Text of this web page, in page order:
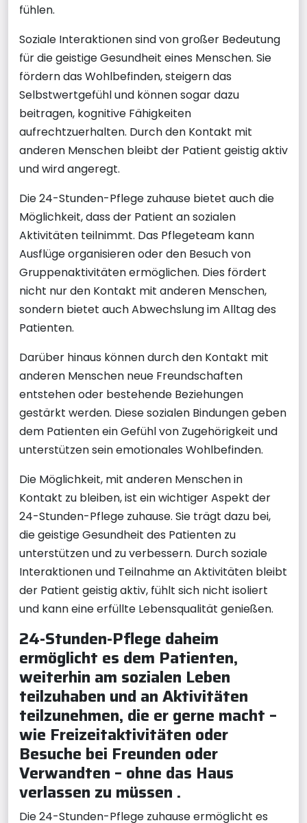
fühlen.
Soziale Interaktionen sind von großer Bedeutung
für die geistige Gesundheit eines Menschen. Sie
fördern das Wohlbefinden, steigern das
Selbstwertgefühl und können sogar dazu
beitragen, kognitive Fähigkeiten
aufrechtzuerhalten. Durch den Kontakt mit
anderen Menschen bleibt der Patient geistig aktiv
und wird angeregt.
Die 24-Stunden-Pflege zuhause bietet auch die
Möglichkeit, dass der Patient an sozialen
Aktivitäten teilnimmt. Das Pflegeteam kann
Ausflüge organisieren oder den Besuch von
Gruppenaktivitäten ermöglichen. Dies fördert
nicht nur den Kontakt mit anderen Menschen,
sondern bietet auch Abwechslung im Alltag des
Patienten.
Darüber hinaus können durch den Kontakt mit
anderen Menschen neue Freundschaften
entstehen oder bestehende Beziehungen
gestärkt werden. Diese sozialen Bindungen geben
dem Patienten ein Gefühl von Zugehörigkeit und
unterstützen sein emotionales Wohlbefinden.
Die Möglichkeit, mit anderen Menschen in
Kontakt zu bleiben, ist ein wichtiger Aspekt der
24-Stunden-Pflege zuhause. Sie trägt dazu bei,
die geistige Gesundheit des Patienten zu
unterstützen und zu verbessern. Durch soziale
Interaktionen und Teilnahme an Aktivitäten bleibt
der Patient geistig aktiv, fühlt sich nicht isoliert
und kann eine erfüllte Lebensqualität genießen.
24-Stunden-Pflege daheim
ermöglicht es dem Patienten,
weiterhin am sozialen Leben
teilzuhaben und an Aktivitäten
teilzunehmen, die er gerne macht –
wie Freizeitaktivitäten oder
Besuche bei Freunden oder
Verwandten – ohne das Haus
verlassen zu müssen .
Die 24-Stunden-Pflege zuhause ermöglicht es